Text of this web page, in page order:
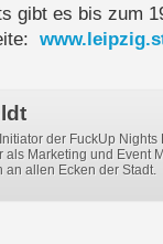
gibt es bis zum
der FuckUp
als Marketing und Event
an allen Ecken der Stadt.